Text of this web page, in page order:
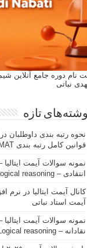
نباتی
تازه
نحوه رتبه بندی داوطلبان
قوانین کامل رتبه بندی IMAT – رنک بندی
نمونه سوالات آیمت
انتقادی – Logical reasoning – پارت ۸
کانال آیمت ایتالیا در نرم
آیمت استاد نباتی
نمونه سوالات آیمت
نقادانه – Logical reasoning – پارت ۷